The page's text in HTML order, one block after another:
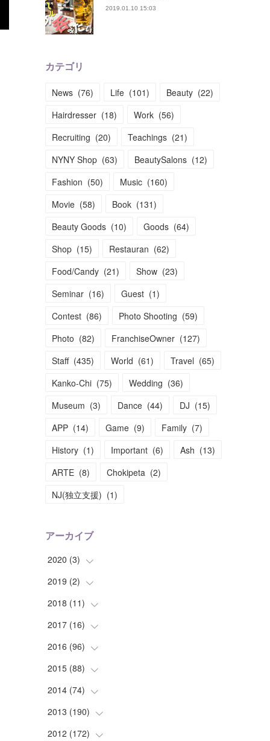
2019.01.10 15:03
カテゴリ
News (76) Life (101) Beauty (22)
Hairdresser (18) Work (56)
Recruiting (20) Teachings (21)
NYNY Shop (63) BeautySalons (12)
Fashion (50) Music (160)
Movie (58) Book (131)
Beauty Goods (10) Goods (64)
Shop (15) Restauran (62)
Food/Candy (21) Show (23)
Seminar (16) Guest (1)
Contest (86) Photo Shooting (59)
Photo (82) FranchiseOwner (127)
Staff (435) World (61) Travel (65)
Kanko-Chi (75) Wedding (36)
Museum (3) Dance (44) DJ (15)
APP (14) Game (9) Family (7)
History (1) Important (6) Ash (13)
ARTE (8) Chokipeta (2)
NJ(独立支援) (1)
アーカイブ
2020 (3)
(1
( 1)
(1)
2019 (2)
( 1)
(1)
2018 (11)
(2)
(1)
(1)
(1)
(3)
(2)
2017 (16)
(1)
(2)
(1)
(3)
(1)
2016 (96)
(2)
(5)
(6)
(3)
2015 (88)
(4)
(7)
(6)
2014 (74)
(9)
(14)
2013 (190)
(17)
2012 (172)